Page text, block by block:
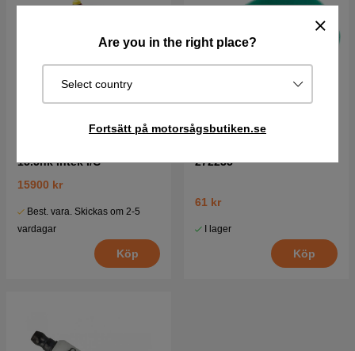
Are you in the right place?
Select country
Fortsätt på motorsågsbutiken.se
15.5hk Intek I/C
15900 kr
Best. vara. Skickas om 2-5
vardagar
Köp
272235
61 kr
I lager
Köp